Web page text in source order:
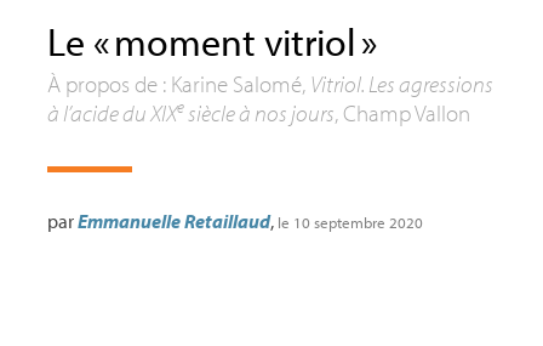
Le «moment vitriol»
À propos de : Karine Salomé, Vitriol. Les agressions
à l’acide duXIXesiècle à nos jours, Champ Vallon
parEmmanuelle Retaillaud, le 10 septembre 2020